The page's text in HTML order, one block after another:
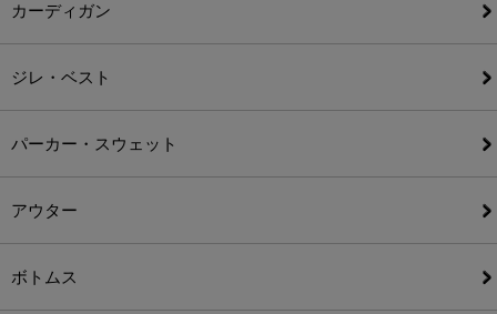
カーディガン
ジレ・ベスト
パーカー・スウェット
アウター
ボトムス